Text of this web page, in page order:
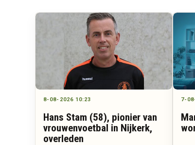
8-08-2026 10:23
Hans Stam (58), pionier van
vrouwenvoetbal in Nijkerk,
overleden
7-